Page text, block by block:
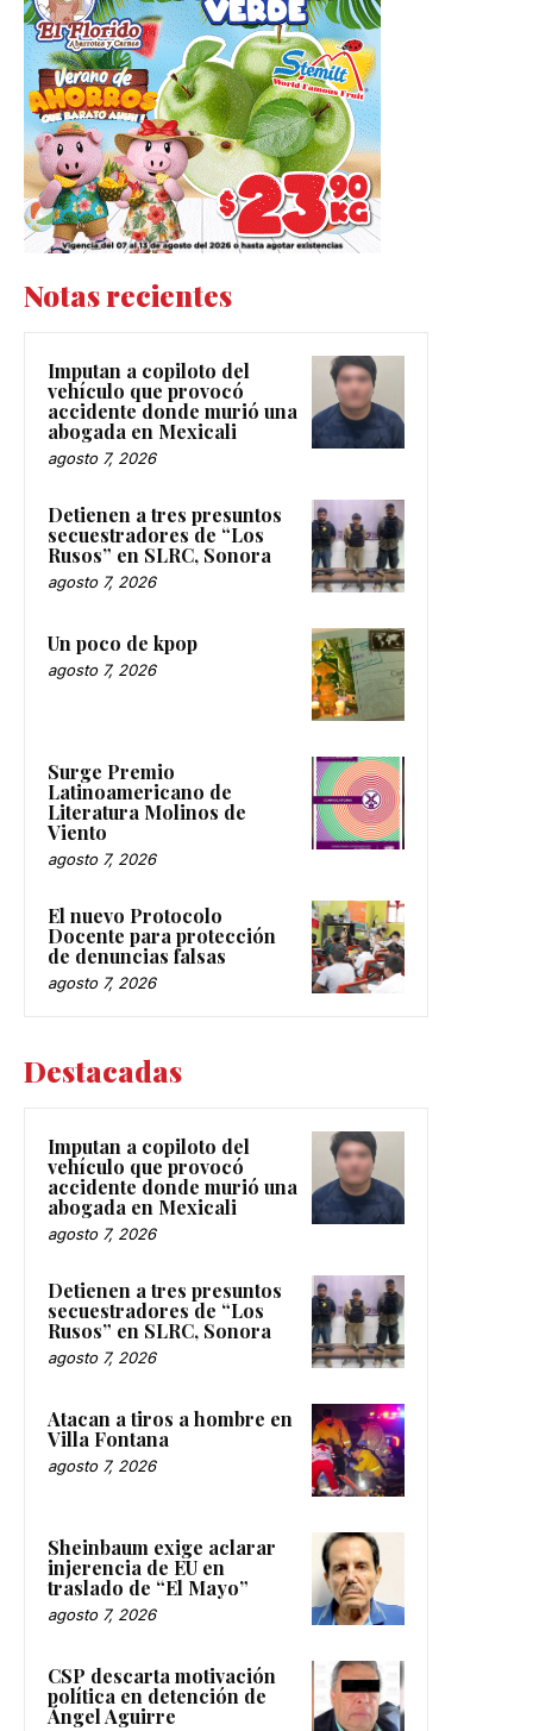
Notas recientes
Imputan a copiloto del
vehículo que provocó
accidente donde murió una
abogada en Mexicali
agosto 7, 2026
Detienen a tres presuntos
secuestradores de “Los
Rusos” en SLRC, Sonora
agosto 7, 2026
Un poco de kpop
agosto 7, 2026
Surge Premio
Latinoamericano de
Literatura Molinos de
Viento
agosto 7, 2026
El nuevo Protocolo
Docente para protección
de denuncias falsas
agosto 7, 2026
Destacadas
Imputan a copiloto del
vehículo que provocó
accidente donde murió una
abogada en Mexicali
agosto 7, 2026
Detienen a tres presuntos
secuestradores de “Los
Rusos” en SLRC, Sonora
agosto 7, 2026
Atacan a tiros a hombre en
Villa Fontana
agosto 7, 2026
Sheinbaum exige aclarar
injerencia de EU en
traslado de “El Mayo”
agosto 7, 2026
CSP descarta motivación
política en detención de
Ángel Aguirre